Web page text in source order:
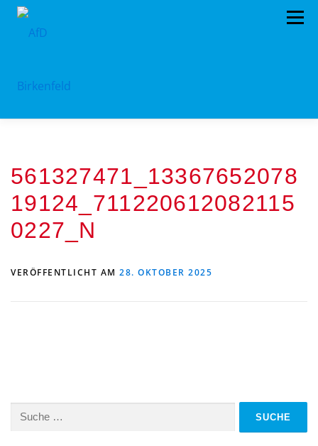
Zum
Menü
AKTUELLES TERMINE MITMACHEN!
KONTAKT
561327471_13367652078
19124_711220612082115
0227_N
VERÖFFENTLICHT AM 28. OKTOBER 2025
Suche